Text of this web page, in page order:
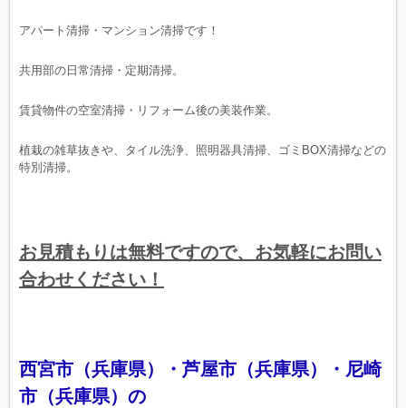
アパート清掃・マンション清掃です！
共用部の日常清掃・定期清掃。
賃貸物件の空室清掃・リフォーム後の美装作業。
植栽の雑草抜きや、タイル洗浄、照明器具清掃、ゴミBOX清掃などの
特別清掃。
お見積もりは無料ですので、お気軽にお問い
合わせください！
西宮市（兵庫県）・芦屋市（兵庫県）・尼崎
市（兵庫県）の